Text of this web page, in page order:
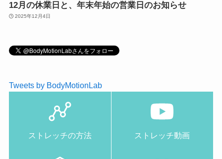
12月の休業日と、年末年始の営業日のお知らせ
2025年12月4日
Tweets by BodyMotionLab
ストレッチの方法 ストレッチ動画